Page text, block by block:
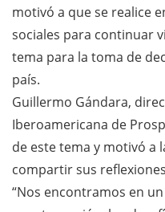
motivó a que se realice
sociales para continuar
tema para la toma de
país.
Guillermo Gándara,
Iberoamericana de
de este tema y motivó a
compartir sus
“Nos encontramos en